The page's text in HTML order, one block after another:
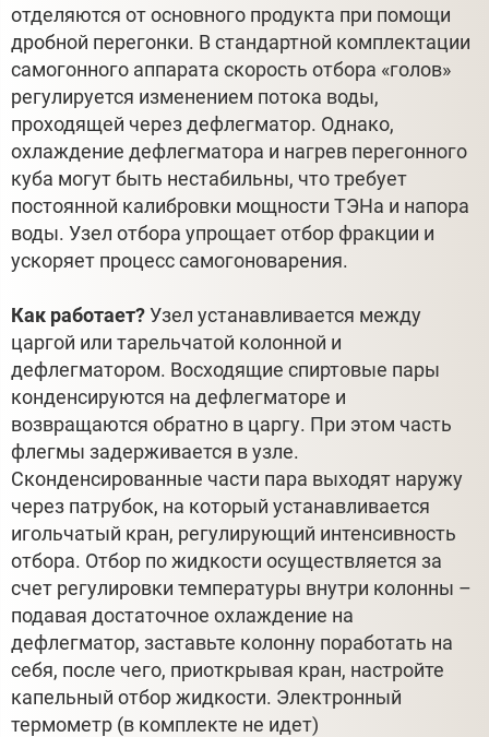
отделяются от основного продукта при помощи
дробной перегонки. В стандартной комплектации
самогонного аппарата скорость отбора «голов»
регулируется изменением потока воды,
проходящей через дефлегматор. Однако,
охлаждение дефлегматора и нагрев перегонного
куба могут быть нестабильны, что требует
постоянной калибровки мощности ТЭНа и напора
воды. Узел отбора упрощает отбор фракции и
ускоряет процесс самогоноварения.
Как работает? Узел устанавливается между
царгой или тарельчатой колонной и
дефлегматором. Восходящие спиртовые пары
конденсируются на дефлегматоре и
возвращаются обратно в царгу. При этом часть
флегмы задерживается в узле.
Сконденсированные части пара выходят наружу
через патрубок, на который устанавливается
игольчатый кран, регулирующий интенсивность
отбора. Отбор по жидкости осуществляется за
счет регулировки температуры внутри колонны –
подавая достаточное охлаждение на
дефлегматор, заставьте колонну поработать на
себя, после чего, приоткрывая кран, настройте
капельный отбор жидкости. Электронный
термометр (в комплекте не идет)